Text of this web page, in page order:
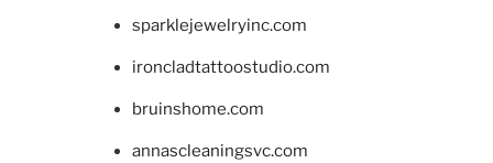
sparklejewelryinc.com
ironcladtattoostudio.com
bruinshome.com
annascleaningsvc.com